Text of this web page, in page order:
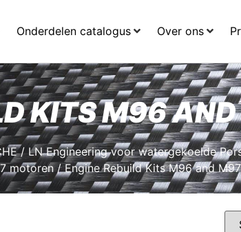
Onderdelen catalogus Over ons
KITS M96
/ LN Engineering voor watergekoelde
motoren/ Engine Rebuild Kits M96 and